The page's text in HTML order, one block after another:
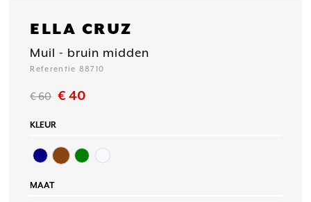
ELLA CRUZ
Muil - bruin midden
Referentie 88710
€ 60 € 40
KLEUR
MAAT